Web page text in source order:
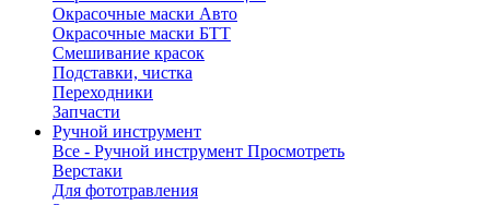
Окрасочные маски Авто
Окрасочные маски БТТ
Смешивание красок
Подставки, чистка
Переходники
Запчасти
Ручной инструмент
Все - Ручной инструмент Просмотреть
Верстаки
Для фототравления